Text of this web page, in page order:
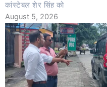
कांस्टेबल शेर सिंह को
August 5, 2026